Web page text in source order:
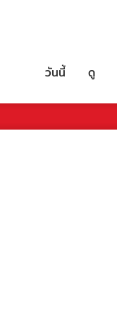
วันนี้ ดู